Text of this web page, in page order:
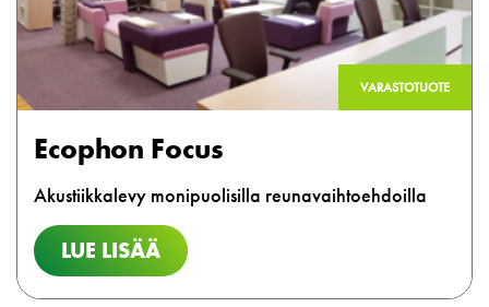
VARASTOTUOTE
Ecophon Focus
Akustiikkalevy monipuolisilla reunavaihtoehdoilla
LUE LISÄÄ